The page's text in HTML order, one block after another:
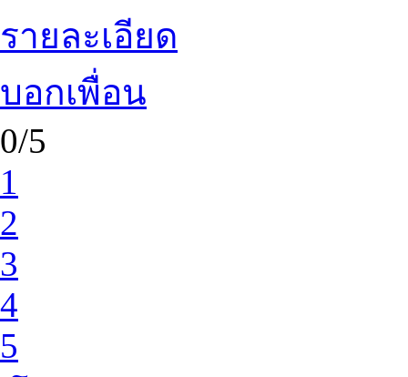
รายละเอียด
บอกเพื่อน
0/5
1
2
3
4
5